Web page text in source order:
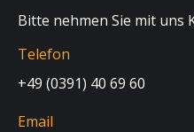
Bitte nehmen Sie mit uns
Telefon
+49 (0391) 40 69 60
Email